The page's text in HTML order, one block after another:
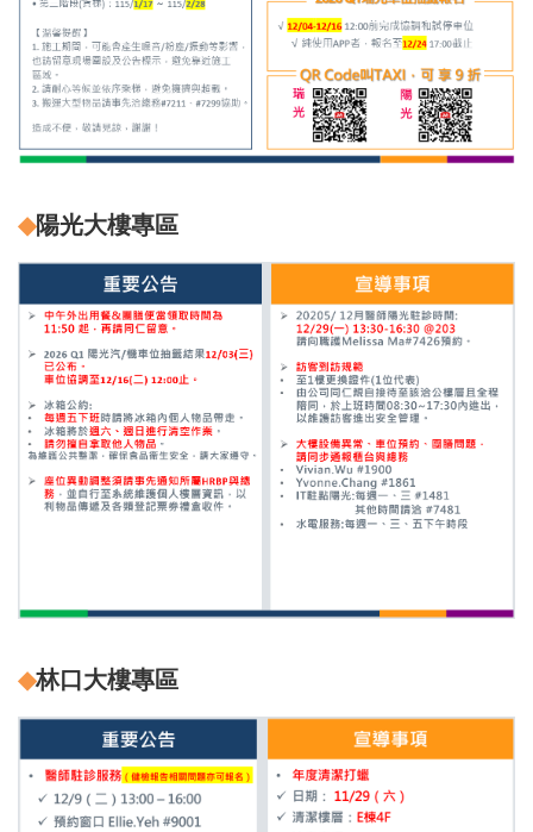
◆陽光大樓專區
◆林口大樓專區